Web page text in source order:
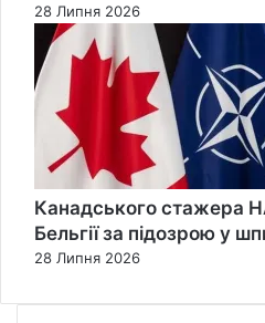
28 Липня 2026
Канадського стажера
Бельгії за підозрою у
28 Липня 2026